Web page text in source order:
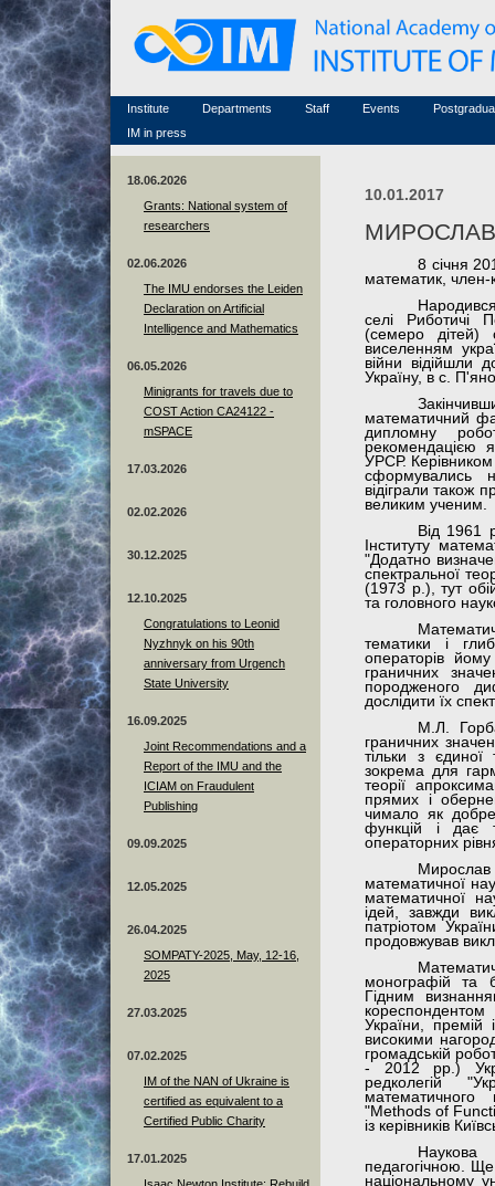
Institute
Famous scientists
Memorial
Scientific workflow
Departments
Staff
Associated researchers
Non-academic staff
Events
Conferences (archive)
Courses in mathematics
IM in press
18.06.2026
Grants: National system of
researchers
02.06.2026
The IMU endorses the Leiden
Declaration on Artificial
Intelligence and Mathematics
06.05.2026
Minigrants for travels due to
COST Action CA24122 -
mSPACE
17.03.2026
02.02.2026
30.12.2025
12.10.2025
Congratulations to Leonid
Nyzhnyk on his 90th
anniversary from Urgench
State University
16.09.2025
Joint Recommendations and a
Report of the IMU and the
ICIAM on Fraudulent
Publishing
09.09.2025
12.05.2025
26.04.2025
SOMPATY-2025, May, 12-16,
2025
27.03.2025
07.02.2025
IM of the NAN of Ukraine is
certified as equivalent to a
Certified Public Charity
17.01.2025
10.01.2017
8 січня
математик,
селі Риботичі
(семеро
виселенням
війни відійшли
Україну, в с.
математичний
дипломну
рекомендацією
УРСР.
сформувались
відіграли також
великим ученим.
Від 1961
Інституту
"Додатно
спектральної
(1973 р.), тут
та головного
тематики і
операторів
граничних
породженого
дослідити їх
М.Л.
граничних
тільки з єдиної
зокрема для
теорії
прямих і
чимало як
функцій і дає
операторних
математичної
математичної
ідей, завжди
патріотом
продовжував
монографій та
Гідним
України,
високими
громадській
- 2012 рр.)
редколегій
математичного
"Methods of
із керівників
Наукова
педагогічною.
національному